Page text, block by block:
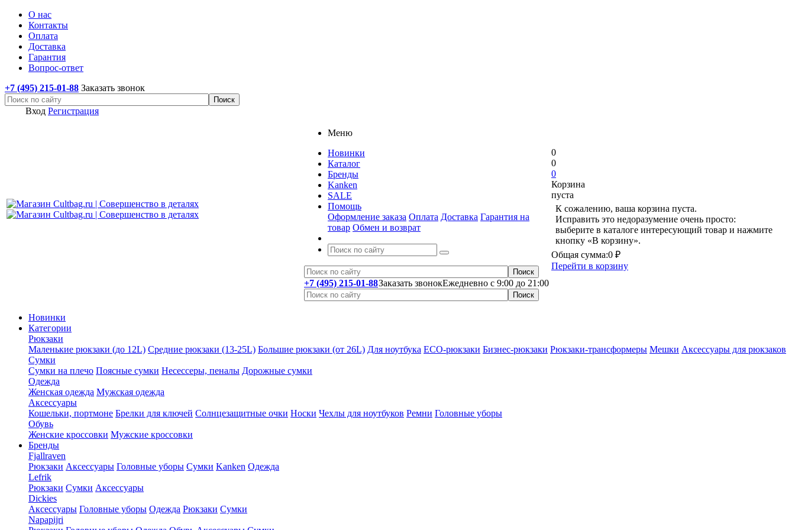
О нас
Контакты
Оплата
Доставка
Гарантия
Вопрос-ответ
+7 (495) 215-01-88 Заказать звонок
Вход Регистрация
Меню
Новинки
Каталог
Бренды
Kanken
SALE
Помощь
Оформление заказа Оплата Доставка Гарантия на
товар Обмен и возврат
Ежедневно с 9:00 до 21:00
+7 (495) 215-01-88Заказать звонок
0
0
0
Корзина
пуста
К сожалению, ваша корзина пуста.
Исправить это недоразумение очень просто:
выберите в каталоге интересующий товар и нажмите
кнопку «В корзину».
Общая сумма:0 ₽
Перейти в корзину
Новинки
Категории
Рюкзаки
Маленькие рюкзаки (до 12L) Средние рюкзаки (13-25L) Большие рюкзаки (от 26L) Для ноутбука ECO-рюкзаки Бизнес-рюкзаки Рюкзаки-трансформеры Мешки Аксессуары для рюкзаков
Сумки
Сумки на плечо Поясные сумки Несессеры, пеналы Дорожные сумки
Одежда
Женская одежда Мужская одежда
Аксессуары
Кошельки, портмоне Брелки для ключей Солнцезащитные очки Носки Чехлы для ноутбуков Ремни Головные уборы
Обувь
Женские кроссовки Мужские кроссовки
Бренды
Fjallraven
Рюкзаки Аксессуары Головные уборы Сумки Kanken Одежда
Lefrik
Рюкзаки Сумки Аксессуары
Dickies
Аксессуары Головные уборы Одежда Рюкзаки Сумки
Napapijri